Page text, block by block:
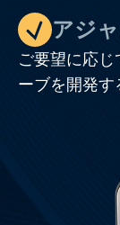
アジ
ご要望に応
ーブを開発す